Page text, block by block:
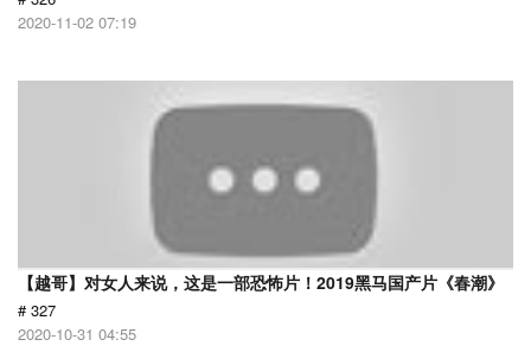
2020-11-02 07:19
【越哥】对女人来说，这是一部恐怖片！2019黑马国产片《春潮》
# 327
2020-10-31 04:55